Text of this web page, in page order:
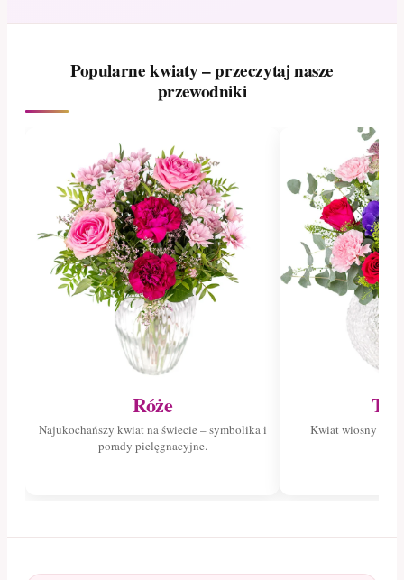
Popularne kwiaty – przeczytaj nasze
przewodniki
Róże
Najukochańszy kwiat na świecie – symbolika i
porady pielęgnacyjne.
Kwiat wiosny –